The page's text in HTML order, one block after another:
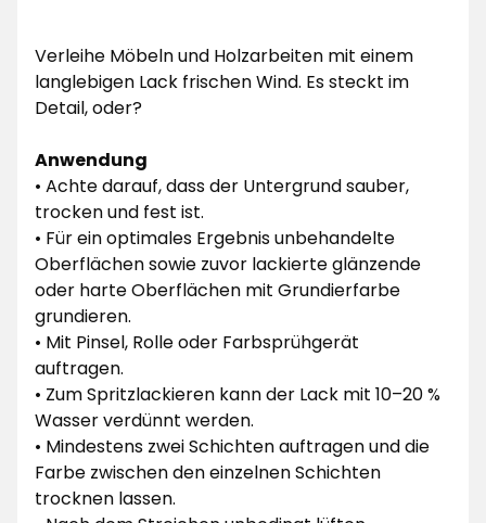
Verleihe Möbeln und Holzarbeiten mit einem
langlebigen Lack frischen Wind. Es steckt im
Detail, oder?
Anwendung
• Achte darauf, dass der Untergrund sauber,
trocken und fest ist.
• Für ein optimales Ergebnis unbehandelte
Oberflächen sowie zuvor lackierte glänzende
oder harte Oberflächen mit Grundierfarbe
grundieren.
• Mit Pinsel, Rolle oder Farbsprühgerät
auftragen.
• Zum Spritzlackieren kann der Lack mit 10–20 %
Wasser verdünnt werden.
• Mindestens zwei Schichten auftragen und die
Farbe zwischen den einzelnen Schichten
trocknen lassen.